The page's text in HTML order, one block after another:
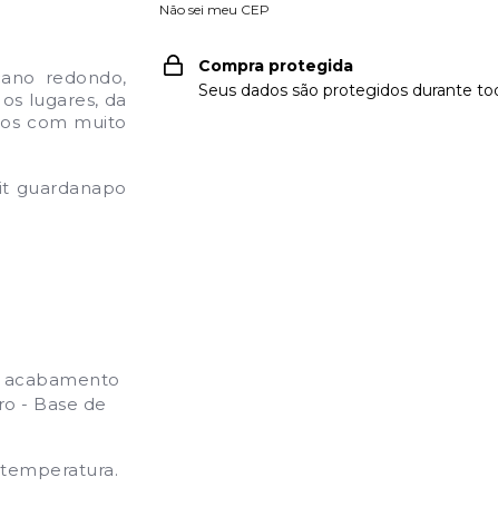
redondo,
os lugares, da
com muito
guardanapo
acabamento
- Base de
Não sei meu CEP
Compra protegida
Seus dados são protegidos durante